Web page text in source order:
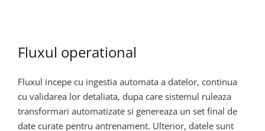
Fluxul operational
Fluxul incepe cu ingestia automata a datelor, continua
cu validarea lor detaliata, dupa care sistemul ruleaza
transformari automatizate si genereaza un set final de
date curate pentru antrenament. Ulterior, datele sunt